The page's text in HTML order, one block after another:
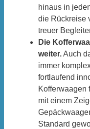
hinaus in
die Rückreise
treuer
Die
weiter.Auch
immer
fortlaufend
Kofferwaagen
mit einem
Standard